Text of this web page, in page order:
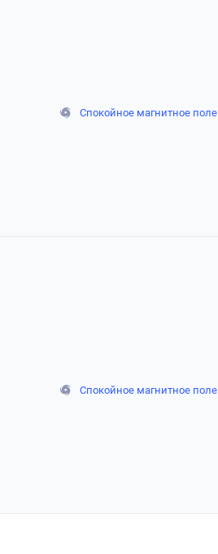
Спокойное магнитное поле
Спокойное магнитное поле